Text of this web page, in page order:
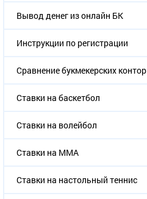
Вывод денег из онлайн БК
Инструкции по регистрации
Сравнение букмекерских контор
Ставки на баскетбол
Ставки на волейбол
Ставки на ММА
Ставки на настольный теннис